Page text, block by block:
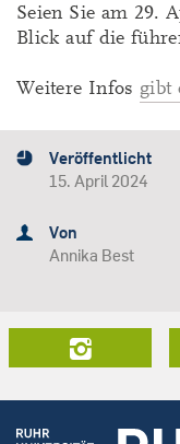
Seien Sie am 29.
Blick auf die
Weitere Infos gibt
Veröffentlicht
15. April 2024
Von
Annika Best